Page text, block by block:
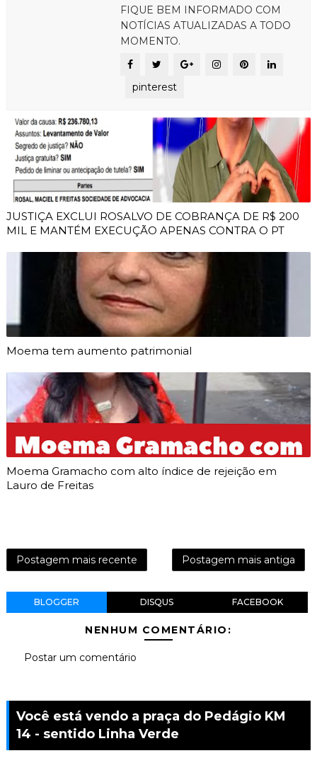
FIQUE BEM INFORMADO COM
NOTÍCIAS ATUALIZADAS A TODO
MOMENTO.
pinterest
JUSTIÇA EXCLUI ROSALVO DE COBRANÇA DE R$ 200
MIL E MANTÉM EXECUÇÃO APENAS CONTRA O PT
Moema tem aumento patrimonial
Moema Gramacho com alto índice de rejeição em
Lauro de Freitas
Postagem mais recente Postagem mais antiga
BLOGGER DISQUS FACEBOOK
NENHUM COMENTÁRIO:
Postar um comentário
Você está vendo a praça do Pedágio KM
14 - sentido Linha Verde